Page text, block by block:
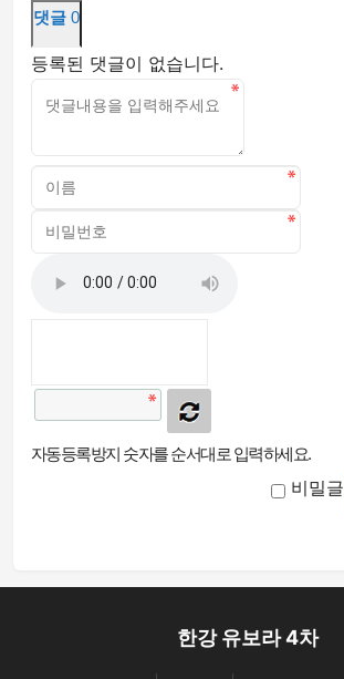
댓글 0
등록된 댓글이 없습니다.
자동등록방지 숫자를 순서대로 입력하세요.
비밀글
한강 유보라 4차